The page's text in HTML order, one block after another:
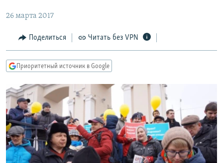
навигации
Вернутся
КУЛЬТУРА
IDEL.РЕАЛИИ
КАВКАЗ.РЕАЛИИ
СИБИРЬ.РЕАЛИИ
РАСПИСАНИЕ ВЕЩАНИЯ
ПОДПИШИТЕСЬ НА РАССЫЛКУ
СОЦИАЛЬНЫЕ СЕТИ
26 марта 2017
Поделиться Читать без VPN
Приоритетный источник в Google